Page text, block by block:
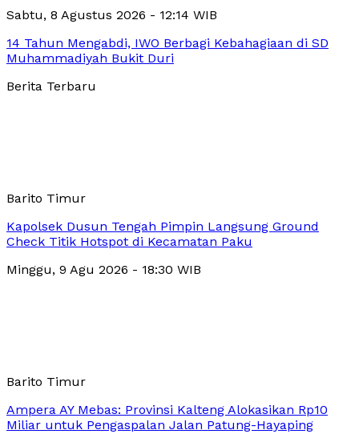
Sabtu, 8 Agustus 2026 - 12:14 WIB
14 Tahun Mengabdi, IWO Berbagi Kebahagiaan di SD
Muhammadiyah Bukit Duri
Berita Terbaru
Barito Timur
Kapolsek Dusun Tengah Pimpin Langsung Ground
Check Titik Hotspot di Kecamatan Paku
Minggu, 9 Agu 2026 - 18:30 WIB
Barito Timur
Ampera AY Mebas: Provinsi Kalteng Alokasikan Rp10
Miliar untuk Pengaspalan Jalan Patung-Hayaping